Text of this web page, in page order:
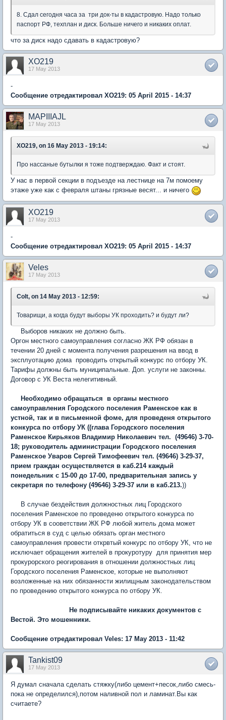
8. Сдал сегодня часа за три док-ты в кадастровую. Надо только
паспорт РФ, техплан и диск. Больше ничего и никаких оплат.
что за диск надо сдавать в кадастровую?
XO219
17 May 2013
-
Сообщение отредактировал XO219: 05 April 2015 - 14:37
MAPIIIAJL
17 May 2013
XO219, on 16 May 2013 - 19:14:
Про нассаные бутылки я тоже подтверждаю. Факт и стоят.
У нас в первой секции в подъезде на лестнице на 7м помоему
этаже уже как с февраля штаны грязные весят... и ничего
XO219
17 May 2013
-
Сообщение отредактировал XO219: 05 April 2015 - 14:37
Veles
17 May 2013
Colt, on 14 May 2013 - 12:59:
Товарищи, а когда будут выборы УК проходить? и будут ли?
Выборов никаких не должно быть.
Оргон местного самоуправления согласно ЖК РФ обязан в
течении 20 дней с момента получения разрешения на ввод в
эксплуотацию дома проводить открытый конкурс по отбору УК.
Тарифы должны быть муниципальные. Доп. услуги не законны.
Договор с УК Веста нелегитивный.
Необходимо обращаться в органы местного
самоуправления Городского поселения Раменское как в
устной, так и в письменной фоме, для проведеня открытого
конкурса по отбору УК ((глава Городского поселения
Раменское Кирьяков Владимир Николаевич тел. (49646) 3-70-
18; руководитель администрации Городского поселения
Раменское Уваров Сергей Тимофеевич тел. (49646) 3-29-37,
прием граждан осуществляется в каб.214 каждый
понедельник с 15-00 до 17-00, предварительная запись у
секретаря по телефону (49646) 3-29-37 или в каб.213.))
В случае бездействия должностных лиц Городского
поселения Раменское по проведеню открытого конкурса по
отбору УК в сооветствии ЖК РФ любой житель дома может
обратиться в суд с целью обязать орган местного
самоуправления провести открвтый конкурс по отбору УК, что не
исключает обращения жителей в прокуротуру для принятия мер
прокурорского реогирования в отношении должностных лиц
Городского поселения Раменское, которые не выполняют
возложенные на них обязанности жилищным законодательством
по проведению открытого конкурса по отбору УК.
Не подписывайте никаких документов с
Вестой. Это мошенники.
Сообщение отредактировал Veles: 17 May 2013 - 11:42
Tankist09
17 May 2013
Я думал сначала сделать стяжку(либо цемент+песок,либо смесь-
пока не определился),потом наливной пол и ламинат.Вы как
считаете?